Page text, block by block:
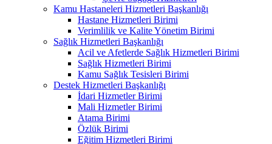
Kamu Hastaneleri Hizmetleri Başkanlığı
Hastane Hizmetleri Birimi
Verimlilik ve Kalite Yönetim Birimi
Sağlık Hizmetleri Başkanlığı
Acil ve Afetlerde Sağlık Hizmetleri Birimi
Sağlık Hizmetleri Birimi
Kamu Sağlık Tesisleri Birimi
Destek Hizmetleri Başkanlığı
İdari Hizmetler Birimi
Mali Hizmetler Birimi
Atama Birimi
Özlük Birimi
Eğitim Hizmetleri Birimi